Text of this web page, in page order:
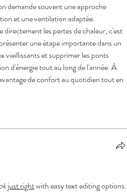
demande souvent une approche
et une ventilation adaptée.
les pertes de chaleur, c'est
une étape importante dans un
vieillissants et supprimer les ponts
d'énergie tout au long de l'année. À
de confort au quotidien tout en
just right